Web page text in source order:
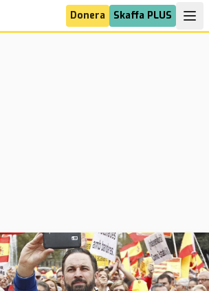
Donera Skaffa PLUS